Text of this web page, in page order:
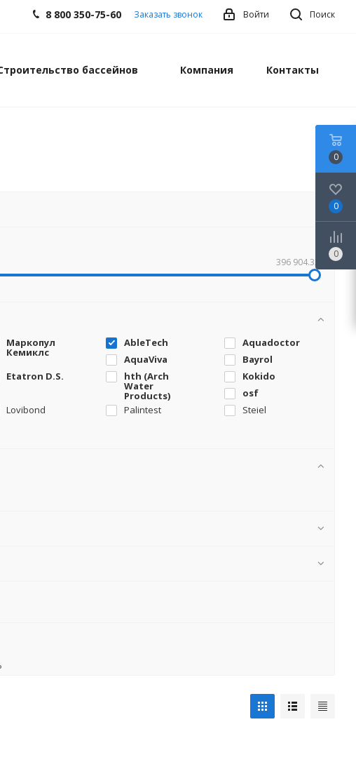
Поиск
Войти
8 800 350-75-60 Заказать звонок
бассейнов Компания Контакты
396 904.32
Маркопул
Кемиклс
AbleTech
Aquadoctor
AquaViva
Bayrol
Etatron D.S. hth (Arch
Water
Products)
Kokido
osf
Lovibond Palintest
Steiel
0
0
0